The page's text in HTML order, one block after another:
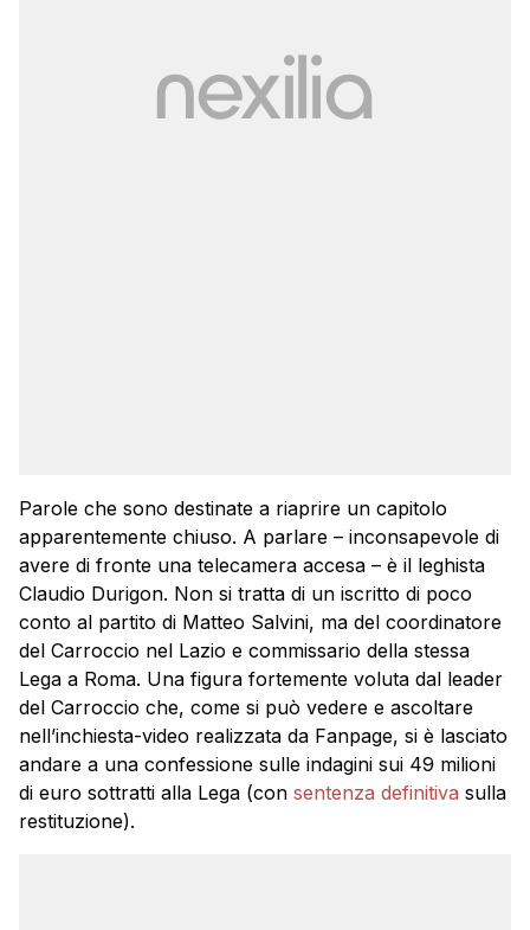
Parole che sono destinate a riaprire un capitolo
apparentemente chiuso. A parlare – inconsapevole di
avere di fronte una telecamera accesa – è il leghista
Claudio Durigon. Non si tratta di un iscritto di poco
conto al partito di Matteo Salvini, ma del coordinatore
del Carroccio nel Lazio e commissario della stessa
Lega a Roma. Una figura fortemente voluta dal leader
del Carroccio che, come si può vedere e ascoltare
nell’inchiesta-video realizzata da Fanpage, si è lasciato
andare a una confessione sulle indagini sui 49 milioni
di euro sottratti alla Lega (con sentenza definitiva sulla
restituzione).